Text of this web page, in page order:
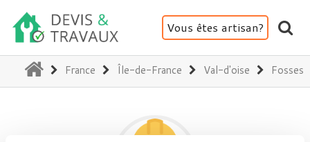
Vous êtes artisan?
(current)
France Île-de-France Val-d'oise Fosses